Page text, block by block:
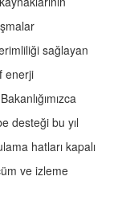
sağlayan
enerji
desteği bu yıl
hatları kapalı
ve izleme